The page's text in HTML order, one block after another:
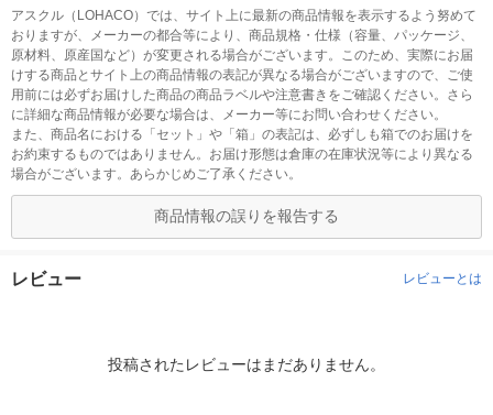
アスクル（LOHACO）では、サイト上に最新の商品情報を表示するよう努めて
おりますが、メーカーの都合等により、商品規格・仕様（容量、パッケージ、
原材料、原産国など）が変更される場合がございます。このため、実際にお届
けする商品とサイト上の商品情報の表記が異なる場合がございますので、ご使
用前には必ずお届けした商品の商品ラベルや注意書きをご確認ください。さら
に詳細な商品情報が必要な場合は、メーカー等にお問い合わせください。
また、商品名における「セット」や「箱」の表記は、必ずしも箱でのお届けを
お約束するものではありません。お届け形態は倉庫の在庫状況等により異なる
場合がございます。あらかじめご了承ください。
商品情報の誤りを報告する
レビュー レビューとは
投稿されたレビューはまだありません。